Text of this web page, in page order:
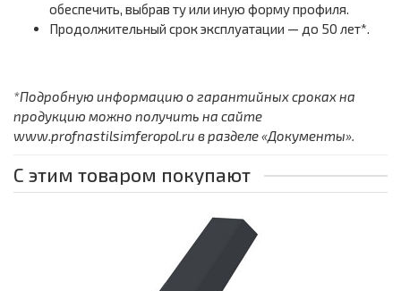
обеспечить, выбрав ту или иную форму профиля.
Продолжительный срок эксплуатации — до 50 лет*.
*Подробную информацию о гарантийных сроках на
продукцию можно получить на сайте
www.profnastilsimferopol.ru в разделе «Документы».
С этим товаром покупают